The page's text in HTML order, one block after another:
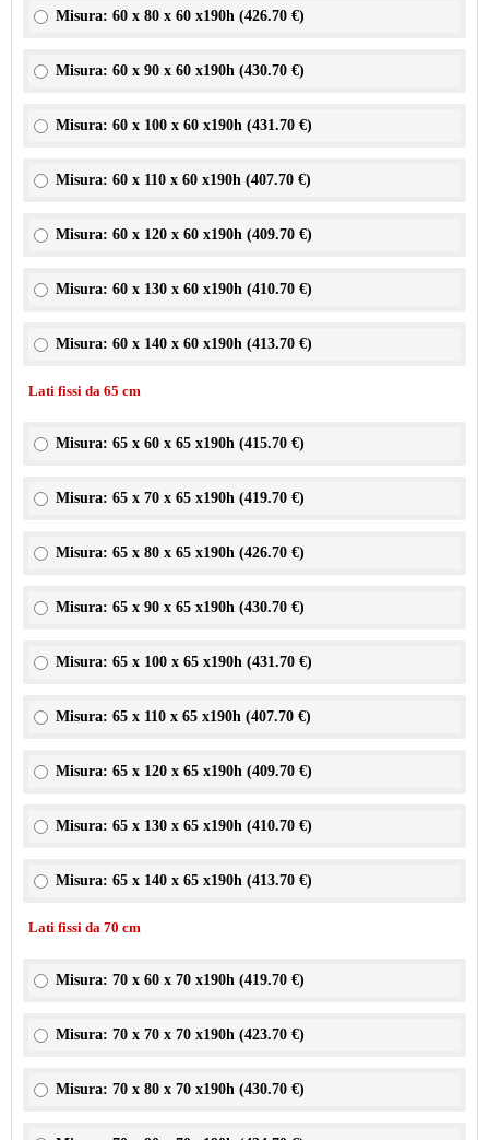
Misura: 60 x 80 x 60 x190h (426.70 €)
Misura: 60 x 90 x 60 x190h (430.70 €)
Misura: 60 x 100 x 60 x190h (431.70 €)
Misura: 60 x 110 x 60 x190h (407.70 €)
Misura: 60 x 120 x 60 x190h (409.70 €)
Misura: 60 x 130 x 60 x190h (410.70 €)
Misura: 60 x 140 x 60 x190h (413.70 €)
Lati fissi da 65 cm
Misura: 65 x 60 x 65 x190h (415.70 €)
Misura: 65 x 70 x 65 x190h (419.70 €)
Misura: 65 x 80 x 65 x190h (426.70 €)
Misura: 65 x 90 x 65 x190h (430.70 €)
Misura: 65 x 100 x 65 x190h (431.70 €)
Misura: 65 x 110 x 65 x190h (407.70 €)
Misura: 65 x 120 x 65 x190h (409.70 €)
Misura: 65 x 130 x 65 x190h (410.70 €)
Misura: 65 x 140 x 65 x190h (413.70 €)
Lati fissi da 70 cm
Misura: 70 x 60 x 70 x190h (419.70 €)
Misura: 70 x 70 x 70 x190h (423.70 €)
Misura: 70 x 80 x 70 x190h (430.70 €)